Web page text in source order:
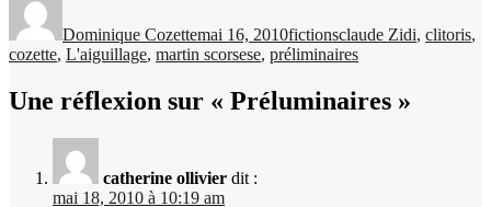
Dominique Cozettemai 16, 2010fictionsclaude Zidi, clitoris,
cozette, L'aiguillage, martin scorsese, préliminaires
Une réflexion sur « Préluminaires »
catherine ollivier dit :
mai 18, 2010 à 10:19 am